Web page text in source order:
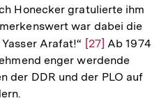
Honecker gratulierte ihm
war dabei die
Arafat!“ Zur
Auflösung
der
[27] Ab 1974
enger werdende
der DDR und der PLO auf